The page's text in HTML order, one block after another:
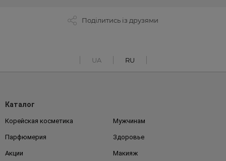
Поділитись із друзями
UA RU
Каталог
Корейская косметика Мужчинам
Парфюмерия Здоровье
Акции Макияж